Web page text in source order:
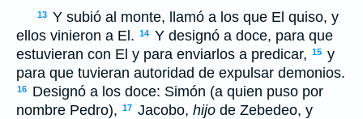
13 Y subió al monte, llamó a los que El quiso, y
ellos vinieron a El. 14 Y designó a doce, para que
estuvieran con El y para enviarlos a predicar, 15 y
para que tuvieran autoridad de expulsar demonios.
16
Designó a los doce: Simón (a quien puso por
nombre Pedro), 17 Jacobo, hijo de Zebedeo, y